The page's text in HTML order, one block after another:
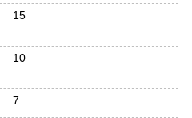
15
10
7